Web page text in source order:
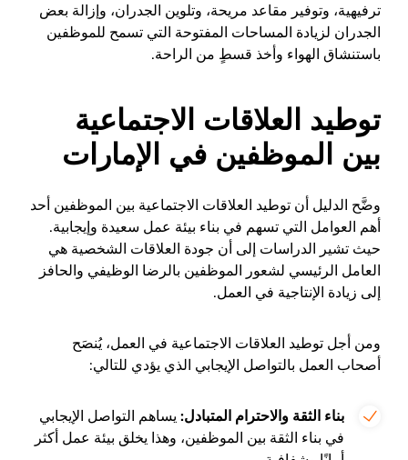
ترفيهية، وتوفير مقاعد مريحة، وتلوين الجدران، وإزالة بعض
الجدران لزيادة المساحات المفتوحة التي تسمح للموظفين
باستنشاق الهواء وأخذ قسطٍ من الراحة.
توطيد العلاقات الاجتماعية
بين الموظفين في الإمارات
وضَّح الدليل أن توطيد العلاقات الاجتماعية بين الموظفين أحد
أهم العوامل التي تسهم في بناء بيئة عمل سعيدة وإيجابية.
حيث تشير الدراسات إلى أن جودة العلاقات الشخصية هي
العامل الرئيسي لشعور الموظفين بالرضا الوظيفي والحافز
إلى زيادة الإنتاجية في العمل.
ومن أجل توطيد العلاقات الاجتماعية في العمل، يُنصَح
أصحاب العمل بالتواصل الإيجابي الذي يؤدي للتالي:
بناء الثقة والاحترام المتبادل:يساهم التواصل الإيجابي
في بناء الثقة بين الموظفين، وهذا يخلق بيئة عمل أكثر